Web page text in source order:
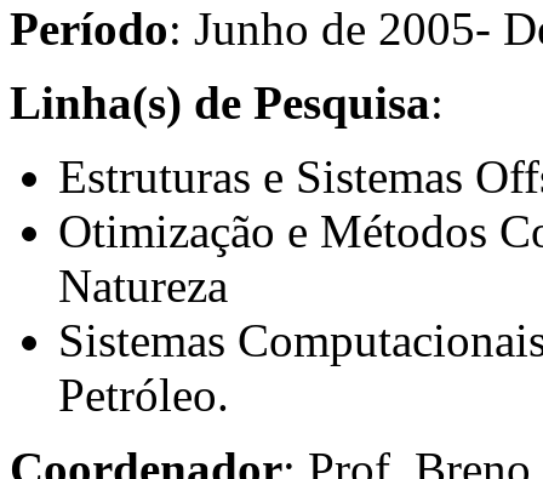
Período: Junho de 2005-
Linha(s) de Pesquisa:
Estruturas e Sistemas
Otimização e Métodos
Natureza
Sistemas
Petróleo.
Coordenador: Prof.